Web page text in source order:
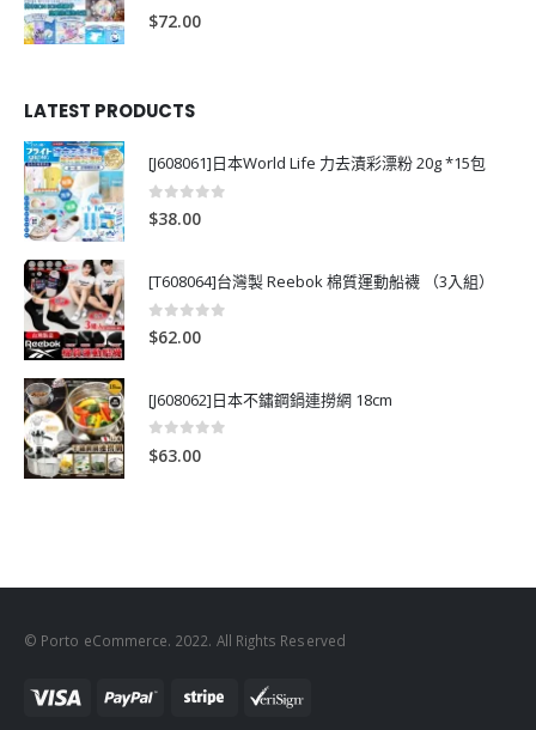
0
$72.00
LATEST PRODUCTS
[J608061]日本World Life 力去漬彩漂粉 20g *15包
0out of 5
$38.00
[T608064]台灣製 Reebok 棉質運動船襪 （3入組）
0
$62.00
[J608062]日本不鏽鋼鍋連撈網 18cm
0
$63.00
© Porto eCommerce. 2022. All Rights Reserved